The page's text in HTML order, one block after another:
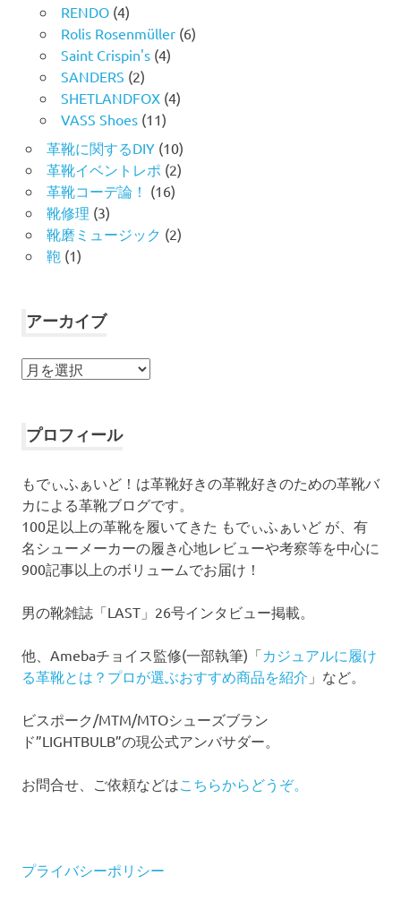
RENDO(4)
Rolis Rosenmüller(6)
Saint Crispin's(4)
SANDERS (2)
SHETLANDFOX(4)
VASS Shoes(11)
革靴に関するDIY(10)
革靴イベントレポ (2)
革靴コーデ論！ (16)
靴修理 (3)
靴磨ミュージック (2)
鞄 (1)
アーカイブ
ア
イ
プロフィール
もでぃふぁいど！は革靴好きの革靴好きのための革靴バ
カによる革靴ブログです。
100足以上の革靴を履いてきた もでぃふぁいど が、有
名シューメーカーの履き心地レビューや考察等を中心に
900記事以上のボリュームでお届け！
男の靴雑誌「LAST」26号インタビュー掲載。
他、Amebaチョイス監修(一部執筆)「カジュアルに履け
る革靴とは？プロが選ぶおすすめ商品を紹介 」など。
ビスポーク/MTM/MTOシューズブラン
ド”LIGHTBULB”の現公式アンバサダー。
お問合せ、ご依頼などは こちらからどうぞ。
プライバシーポリシー